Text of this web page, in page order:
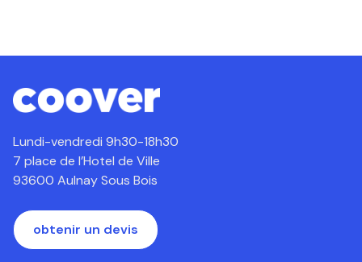
Lundi-vendredi 9h30-18h30
7 place de l’Hotel de Ville
93600 Aulnay Sous Bois
obtenir un devis